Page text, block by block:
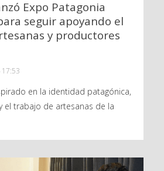
Expo Patagonia
seguir apoyando el
y productores
17:53
en la identidad patagónica,
el trabajo de artesanas de la